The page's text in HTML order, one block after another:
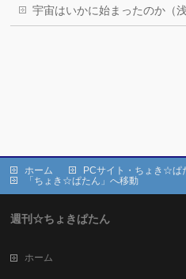
宇宙はいかに始まったのか（浅
ホーム
PCサイト・ちょき☆ぱ
「ちょき☆ぱたん」へ移動
週刊☆ちょきぱたん
ホーム